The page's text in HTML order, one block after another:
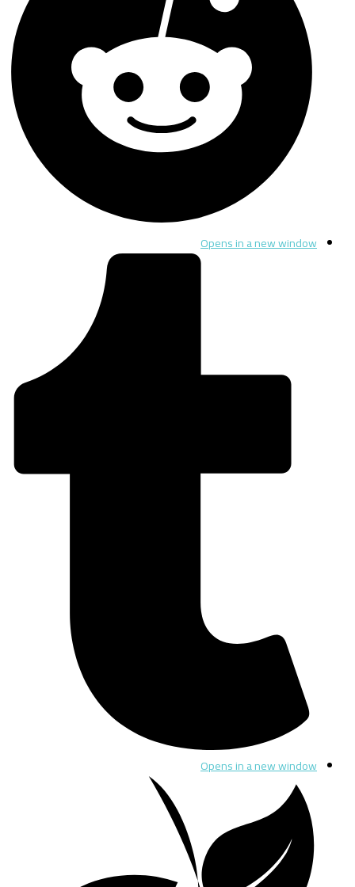
Opens in a new window
Opens in a new window